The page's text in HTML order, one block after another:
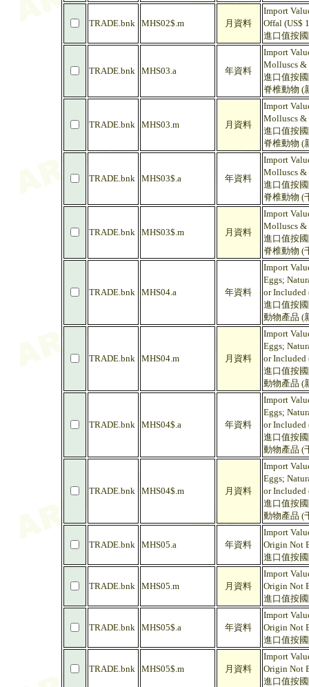
TRADE.bnk MHS02$.m 月資料
Import
Offal (US$
進口值按
TRADE.bnk MHS03.a 年資料
Import
Molluscs &
進口值按
脊椎動物 (
TRADE.bnk MHS03.m 月資料
Import
Molluscs &
進口值按
脊椎動物 (
TRADE.bnk MHS03$.a 年資料
Import
Molluscs &
進口值按
脊椎動物 (
TRADE.bnk MHS03$.m 月資料
Import
Molluscs &
進口值按
脊椎動物 (
TRADE.bnk MHS04.a 年資料
Import
Eggs;
or
進口值按
動物產品 (
TRADE.bnk MHS04.m 月資料
Import
Eggs;
or
進口值按
動物產品 (
TRADE.bnk MHS04$.a 年資料
Import
Eggs;
or Included
進口值按
動物產品 (
TRADE.bnk MHS04$.m 月資料
Import
Eggs;
or Included
進口值按
動物產品 (
TRADE.bnk MHS05.a 年資料
Import
Origin Not
進口值按
TRADE.bnk MHS05.m 月資料
Import
Origin Not
進口值按
TRADE.bnk MHS05$.a 年資料
Import
Origin Not
進口值按
TRADE.bnk MHS05$.m 月資料
Import
Origin Not
進口值按